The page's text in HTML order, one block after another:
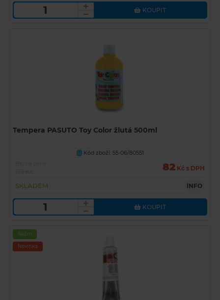
KOUPIT
Tempera PASUTO Toy Color žlutá 500ml
U Kód zboží: 55-06/80551
82 Kč s DPH
SKLADEM INFO
KOUPIT
Akční
Novinka